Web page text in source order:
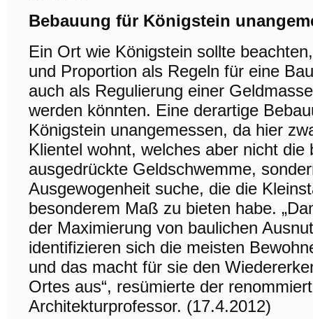
Bebauung für Königstein
Ein Ort wie Königstein sollte
und Proportion als Regeln für eine
auch als Regulierung einer
werden könnten. Eine derartige
Königstein unangemessen, da hier
Klientel wohnt, welches aber nicht die
ausgedrückte Geldschwemme,
Ausgewogenheit suche, die die
besonderem Maß zu bieten habe.
der Maximierung von baulichen
identifizieren sich die meisten
und das macht für sie den
Ortes aus“, resümierte der
Architekturprofessor. (17.4.2012)